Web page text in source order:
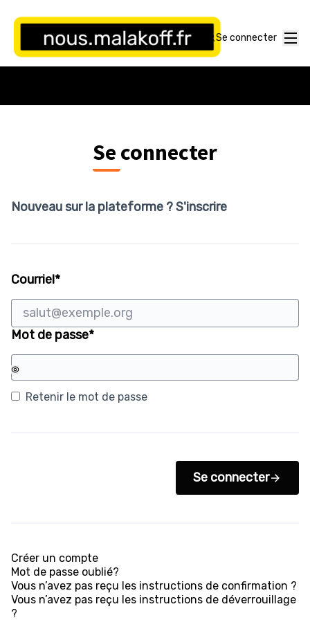
Se connecter
Se connecter
Nouveau sur la plateforme ?S'inscrire
Courriel*Champ obligatoire
Mot de passe*Champ obligatoire
Retenir le mot de passe
Se connecter
Créer un compte
Mot de passe oublié?
Vous n’avez pas reçu les instructions de confirmation ?
Vous n’avez pas reçu les instructions de déverrouillage
?